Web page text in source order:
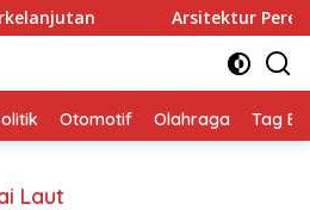
Arsitektur
Otomotif Olahraga Tag
Laut